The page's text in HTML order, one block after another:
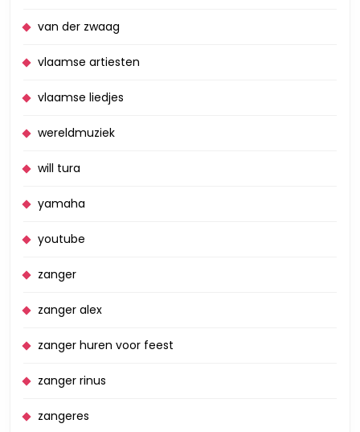
van der zwaag
vlaamse artiesten
vlaamse liedjes
wereldmuziek
will tura
yamaha
youtube
zanger
zanger alex
zanger huren voor feest
zanger rinus
zangeres